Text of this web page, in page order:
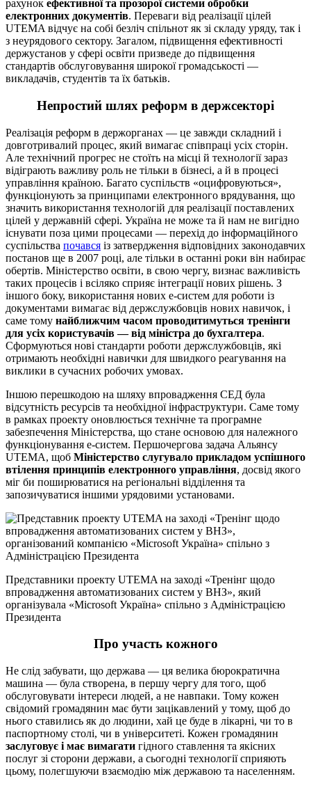
рахунок ефективної та прозорої системи обробки
електронних документів. Переваги від реалізації цілей
UТЕMA відчує на собі безліч спільнот як зі складу уряду, так і
з неурядового сектору. Загалом, підвищення ефективності
держустанов у сфері освіти призведе до підвищення
стандартів обслуговування широкої громадськості —
викладачів, студентів та їх батьків.
Непростий шлях реформ в держсекторі
Реалізація реформ в держорганах — це завжди складний і
довготривалий процес, який вимагає співпраці усіх сторін.
Але технічний прогрес не стоїть на місці й технології зараз
відіграють важливу роль не тільки в бізнесі, а й в процесі
управління країною. Багато суспільств «оцифровуються»,
функціонують за принципами електронного врядування, що
значить використання технологій для реалізації поставлених
цілей у державній сфері. Україна не може та й нам не вигідно
існувати поза цими процесами — перехід до інформаційного
суспільства почався із затвердження відповідних законодавчих
постанов ще в 2007 році, але тільки в останні роки він набирає
обертів. Міністерство освіти, в свою чергу, визнає важливість
таких процесів і всіляко сприяє інтеграції нових рішень. З
іншого боку, використання нових е-систем для роботи із
документами вимагає від держслужбовців нових навичок, і
саме тому найближчим часом проводитимуться тренінги
для усіх користувачів — від міністра до бухгалтера.
Сформуються нові стандарти роботи держслужбовців, які
отримають необхідні навички для швидкого реагування на
виклики в сучасних робочих умовах.
Іншою перешкодою на шляху впровадження СЕД була
відсутність ресурсів та необхідної інфраструктури. Саме тому
в рамках проекту оновлюється технічне та програмне
забезпечення Міністерства, що стане основою для належного
функціонування е-систем. Першочергова задача Альянсу
UTEMA, щоб Міністерство слугувало прикладом успішного
втілення принципів електронного управління, досвід якого
міг би поширюватися на регіональні відділення та
запозичуватися іншими урядовими установами.
Представники проекту UTEMA на заході «Тренінг щодо
впровадження автоматизованих систем у ВНЗ», який
організувала «Microsoft Україна» спільно з Адміністрацією
Президента
Про участь кожного
Не слід забувати, що держава — ця велика бюрократична
машина — була створена, в першу чергу для того, щоб
обслуговувати інтереси людей, а не навпаки. Тому кожен
свідомий громадянин має бути зацікавлений у тому, щоб до
нього ставились як до людини, хай це буде в лікарні, чи то в
паспортному столі, чи в університеті. Кожен громадянин
заслуговує і має вимагати гідного ставлення та якісних
послуг зі сторони держави, а сьогодні технології сприяють
цьому, полегшуючи взаємодію між державою та населенням.